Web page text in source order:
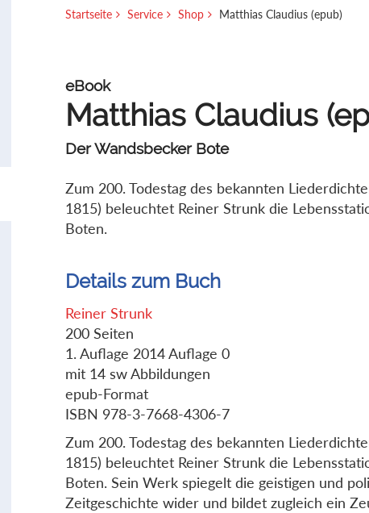
Startseite Service Shop Matthias Claudius (epub)
eBook
Matthias Claudius
Der Wandsbecker Bote
Zum 200. Todestag des bekannten
1815) beleuchtet Reiner Strunk die
Boten.
Details zum Buch
Reiner Strunk
200 Seiten
1. Auflage 2014 Auflage 0
mit 14 sw Abbildungen
epub-Format
ISBN 978-3-7668-4306-7
Zum 200. Todestag des bekannten
1815) beleuchtet Reiner Strunk die
Boten. Sein Werk spiegelt die geistigen und
Zeitgeschichte wider und bildet zugleich ein